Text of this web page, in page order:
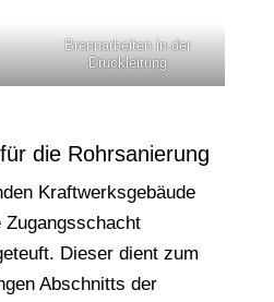
Brennarbeiten in der
Druckleitung
die Rohrsanierung
Kraftwerksgebäude
Dieser dient zum
Abschnitts der